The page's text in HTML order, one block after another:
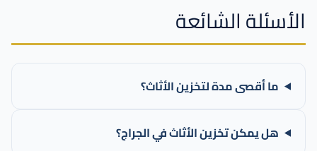
الأسئلة الشائعة
ما أقصى مدة لتخزين الأثاث؟
هل يمكن تخزين الأثاث في الجراج؟